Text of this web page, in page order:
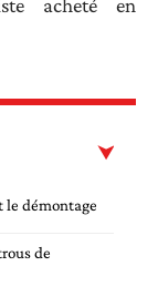
acheté en
le démontage
de